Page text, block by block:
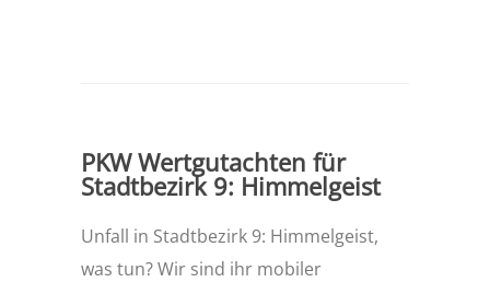
PKW Wertgutachten für
Stadtbezirk 9: Himmelgeist
Unfall in Stadtbezirk 9: Himmelgeist,
was tun? Wir sind ihr mobiler